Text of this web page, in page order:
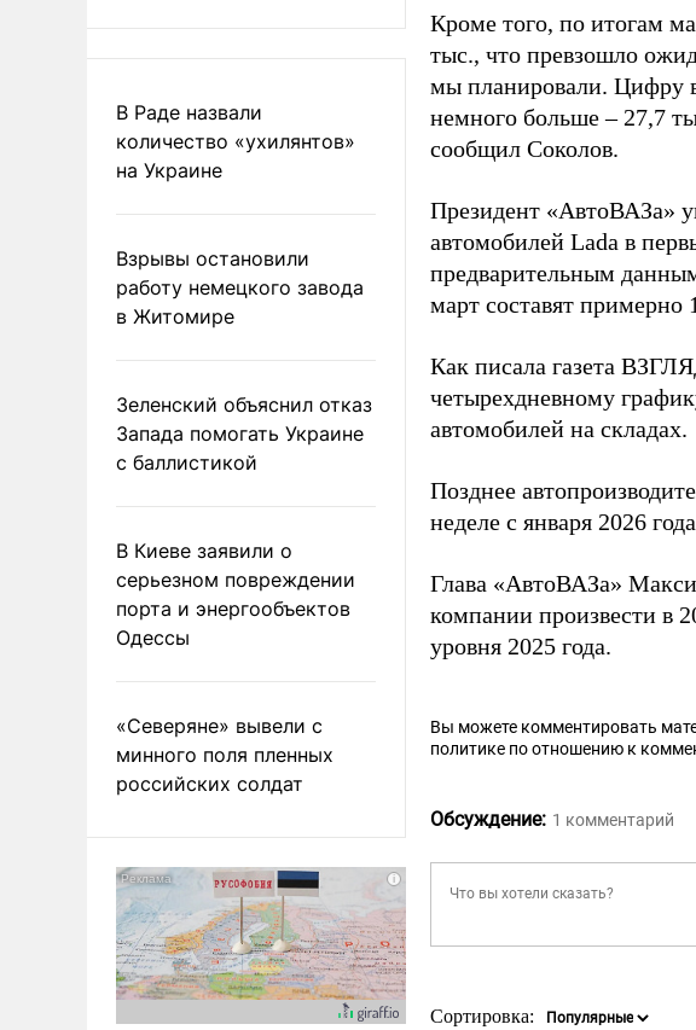
В Раде назвали
количество «ухилянтов»
на Украине
Взрывы остановили
работу немецкого завода
в Житомире
Зеленский объяснил отказ
Запада помогать Украине
с баллистикой
В Киеве заявили о
серьезном повреждении
порта и энергообъектов
Одессы
«Северяне» вывели с
минного поля пленных
российских солдат
Кроме того, по итогам
тыс., что превзошло
мы планировали. Цифру
немного больше – 27,7
сообщил Соколов.
Президент «АвтоВАЗа»
автомобилей Lada в
предварительным
март составят примерно
Как писала газета
четырехдневному
автомобилей на складах.
Позднее
неделе с января 2026
Глава «АвтоВАЗа»
компании произвести в
уровня 2025 года.
Вы можете комментировать
политике по отношению к
Обсуждение: 1 комментарий
Сортировка: